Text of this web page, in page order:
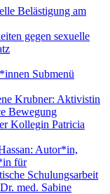
Belästigung am
gegen sexuelle
Submenü
Krubner: Aktivistin
Bewegung
Kollegin Patricia
Autor*in,
für
Schulungsarbeit
med. Sabine